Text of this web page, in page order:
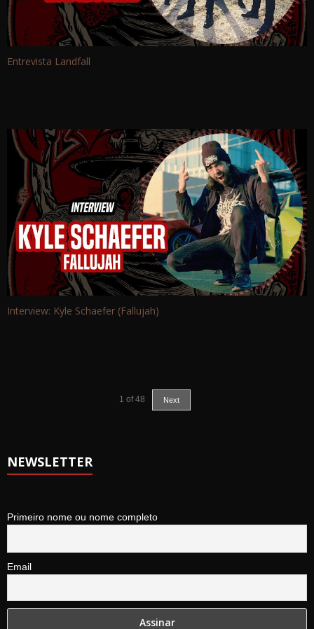
Entrevista Landfall
Interview: Kyle Schaefer (Fallujah)
1 of 48 Next
NEWSLETTER
Primeiro nome ou nome completo
Email